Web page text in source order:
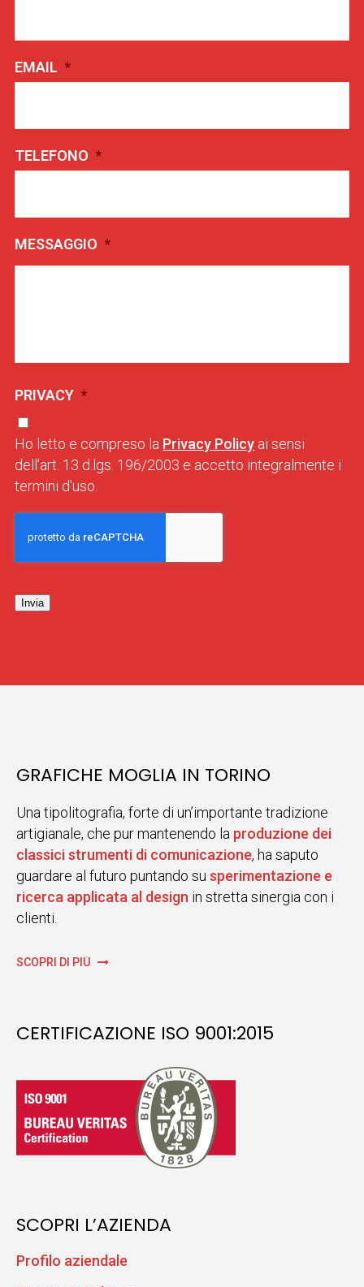
EMAIL *
TELEFONO *
MESSAGGIO *
PRIVACY *
Ho letto e compreso la Privacy Policy ai sensi
dell’art. 13 d.lgs. 196/2003 e accetto integralmente i
termini d'uso.
Invia
GRAFICHE MOGLIA IN TORINO
Una tipolitografia, forte di un’importante tradizione
artigianale, che pur mantenendo la produzione dei
classici strumenti di comunicazione, ha saputo
guardare al futuro puntando su sperimentazione e
ricerca applicata al design in stretta sinergia con i
clienti.
SCOPRI DI PIÙ
CERTIFICAZIONE ISO 9001:2015
SCOPRI L’AZIENDA
Profilo aziendale